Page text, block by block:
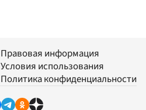
Правовая информация
Условия использования
Политика конфиденциальности